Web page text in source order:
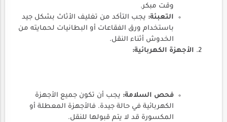
وقت مبكر.
التعبئة: يجب التأكد من تغليف الأثاث بشكل جيد
باستخدام ورق الفقاعات أو البطانيات لحمايته من
الخدوش أثناء النقل.
الأجهزة الكهربائية:
فحص السلامة: يجب أن تكون جميع الأجهزة
الكهربائية في حالة جيدة. فالأجهزة المعطلة أو
المكسورة قد لا يتم قبولها للنقل.